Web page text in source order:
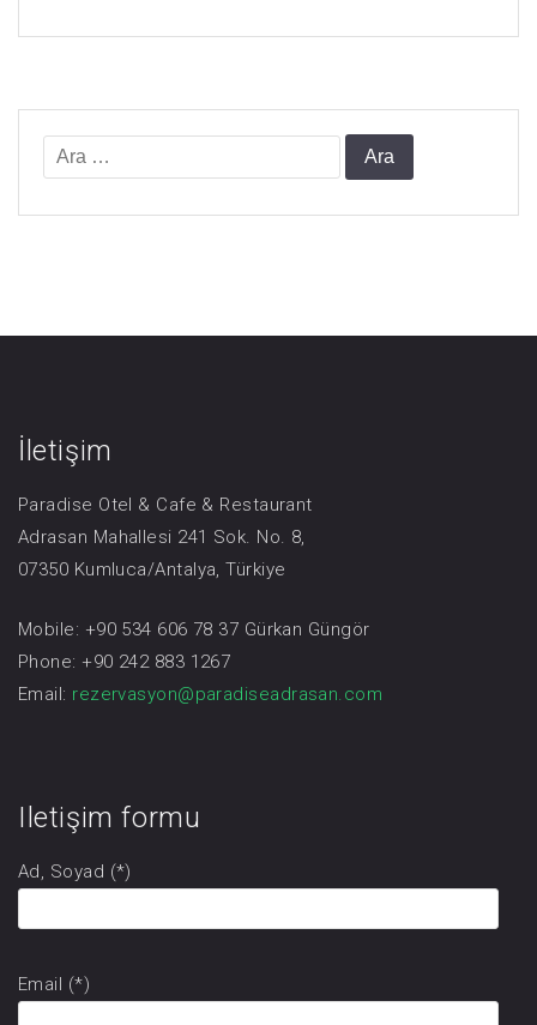
Arama:
İletişim
Paradise Otel & Cafe & Restaurant
Adrasan Mahallesi 241 Sok. No. 8,
07350 Kumluca/Antalya,Türkiye
Mobile: +90 534 606 78 37 Gürkan Güngör
Phone: +90 242 883 1267
Email: rezervasyon@paradiseadrasan.com
Iletişim formu
Ad, Soyad (*)
Email (*)